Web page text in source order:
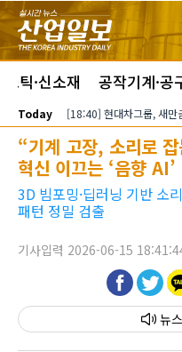
본문 바로가기
틱·신소재 공작기계·공
Today [18:40] 현대차그룹, 새만
“기계 고장, 소리로
혁신 이끄는 ‘음향 AI’
3D 빔포밍·딥러닝 기반 소
패턴 정밀 검출
기사입력 2026-06-15
뉴